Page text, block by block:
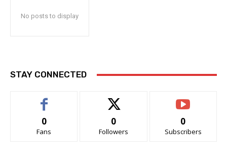
No posts to display
STAY CONNECTED
0
Fans
0
Followers
0
Subscribers